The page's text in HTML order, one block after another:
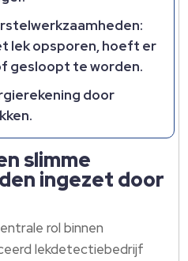
lek opsporen, hoeft er
gesloopt te worden.​
door
slimme
ingezet door
rol binnen
lekdetectiebedrijf